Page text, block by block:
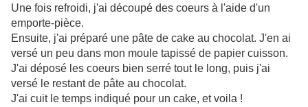
Une fois refroidi, j'ai découpé des coeurs à l'aide d'un
emporte-pièce.
Ensuite, j'ai préparé une pâte de cake au chocolat. J'en ai
versé un peu dans mon moule tapissé de papier cuisson.
J'ai déposé les coeurs bien serré tout le long, puis j'ai
versé le restant de pâte au chocolat.
J'ai cuit le temps indiqué pour un cake, et voila !